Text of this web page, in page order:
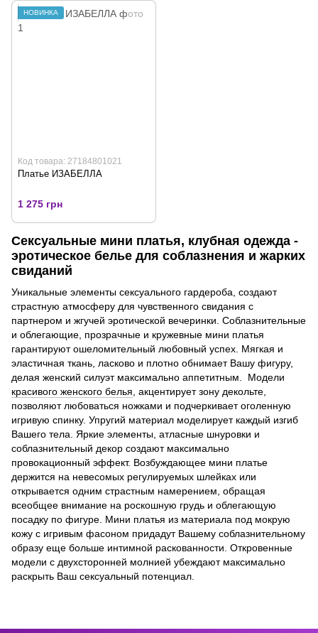
НОВИНКА
Код товара: 27184801021
Платье ИЗАБЕЛЛА
1 275 грн
Сексуальные мини платья, клубная одежда -
эротическое белье для соблазнения и жарких
свиданий
Уникальные элементы сексуального гардероба, создают
страстную атмосферу для чувственного свидания с
партнером и жгучей эротической вечеринки. Соблазнительные
и облегающие, прозрачные и кружевные мини платья
гарантируют ошеломительный любовный успех. Мягкая и
эластичная ткань, ласково и плотно обнимает Вашу фигуру,
делая женский силуэт максимально аппетитным. Модели
красивого женского белья , акцентирует зону декольте,
позволяют любоваться ножками и подчеркивает оголенную
игривую спинку. Упругий материал моделирует каждый изгиб
Вашего тела. Яркие элементы, атласные шнуровки и
соблазнительный декор создают максимально
провокационный эффект. Возбуждающее мини платье
держится на невесомых регулируемых шлейках или
открывается одним страстным намерением, обращая
всеобщее внимание на роскошную грудь и облегающую
посадку по фигуре. Мини платья из материала под мокрую
кожу с игривым фасоном придадут Вашему соблазнительному
образу еще больше интимной раскованности. Откровенные
модели с двухсторонней молнией убеждают максимально
раскрыть Ваш сексуальный потенциал.